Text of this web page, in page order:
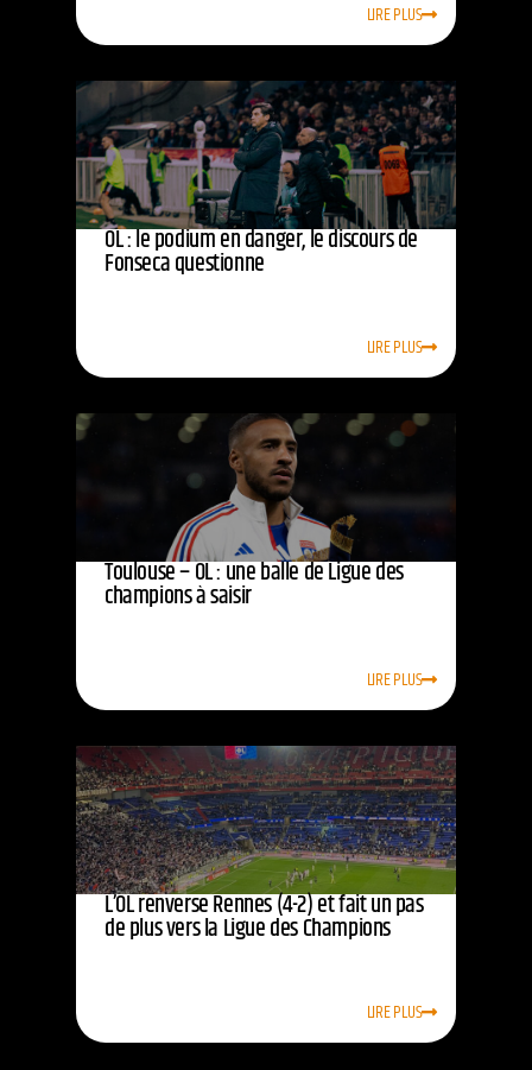
LIRE PLUS
OL : le podium en danger, le discours de
Fonseca questionne
LIRE PLUS
Toulouse – OL : une balle de Ligue des
champions à saisir
LIRE PLUS
L’OL renverse Rennes (4-2) et fait un pas
de plus vers la Ligue des Champions
LIRE PLUS